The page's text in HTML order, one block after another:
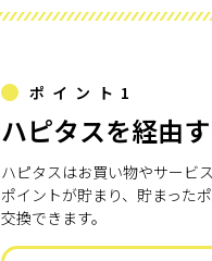
ポイント1
ハピタスを経由
ハピタスはお買い物やサービ
ポイントが貯まり、貯まった
交換できます。